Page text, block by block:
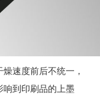
速度前后不统一，
响到印刷品的上墨